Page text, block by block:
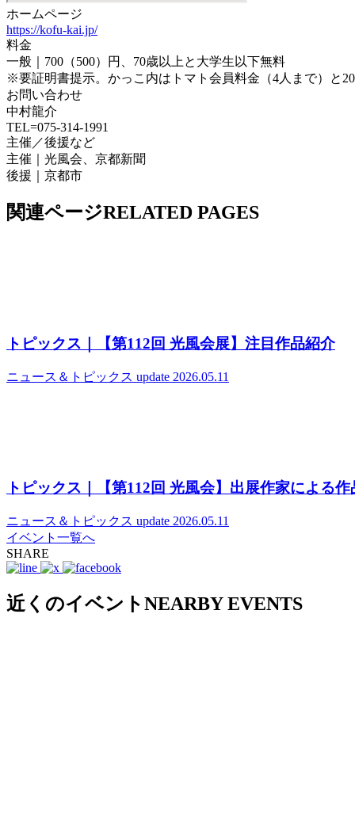
ホームページ
https://kofu-kai.jp/
料金
一般｜700（500）円、70歳以上と大学生以下無料
※要証明書提示。かっこ内はトマト会員料金（4人まで）と
お問い合わせ
中村龍介
TEL=075-314-1991
主催／後援など
主催｜光風会、京都新聞
後援｜京都市
関連ページRELATED PAGES
トピックス｜【第112回 光風会展】注目作品紹介
ニュース＆トピックス update 2026.05.11
トピックス｜【第112回 光風会】出展作家による
ニュース＆トピックス update 2026.05.11
イベント一覧へ
SHARE
近くのイベントNEARBY EVENTS